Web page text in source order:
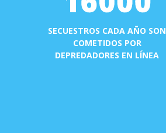
SECUESTROS CADA AÑO SON
COMETIDOS POR
DEPREDADORES EN LÍNEA